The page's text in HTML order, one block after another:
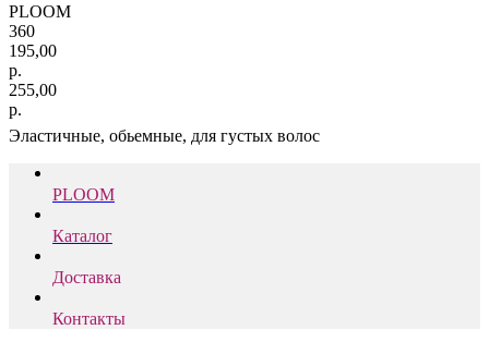
PLOOM
360
195,00
р.
255,00
р.
Эластичные, обьемные, для густых волос
PLOOM
Каталог
Доставка
Контакты